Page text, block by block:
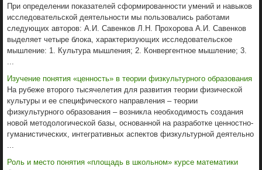
При определении показателей сформированности умений и навыков
исследовательской деятельности мы пользовались работами
следующих авторов: А.И. Савенков Л.Н. Прохорова А.И. Савенков
выделяет четыре блока, характеризующих исследовательское
мышление: 1. Культура мышления; 2. Конвергентное мышление; 3.
Изучение понятия «ценность» в теории физкультурного образования
На рубеже второго тысячелетия для развития теории физической
культуры и ее специфического направления – теории
физкультурного образования – возникла необходимость создания
новой методологической базы, основанной на разработке ценностно-
гуманистических, интегративных аспектов физкультурной деятельно
Роль и место понятия «площадь в школьном» курсе математики